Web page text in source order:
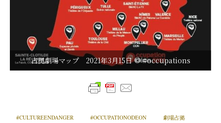
占拠劇場マップ 2021年3月15日 © #occupations
#CULTUREENDANGER #OCCUPATIONODEON 劇場占拠